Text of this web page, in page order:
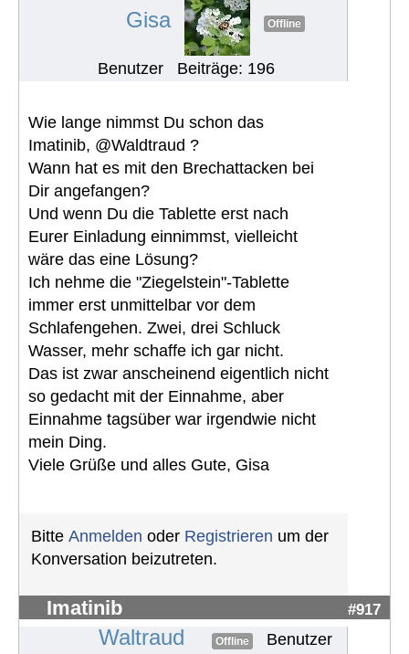
Gisa Offline
Benutzer Beiträge: 196
Wie lange nimmst Du schon das
Imatinib, @Waldtraud ?
Wann hat es mit den Brechattacken bei
Dir angefangen?
Und wenn Du die Tablette erst nach
Eurer Einladung einnimmst, vielleicht
wäre das eine Lösung?
Ich nehme die "Ziegelstein"-Tablette
immer erst unmittelbar vor dem
Schlafengehen. Zwei, drei Schluck
Wasser, mehr schaffe ich gar nicht.
Das ist zwar anscheinend eigentlich nicht
so gedacht mit der Einnahme, aber
Einnahme tagsüber war irgendwie nicht
mein Ding.
Viele Grüße und alles Gute, Gisa
Bitte Anmelden oder Registrieren um der
Konversation beizutreten.
Imatinib #917
Waltraud Offline
Benutzer